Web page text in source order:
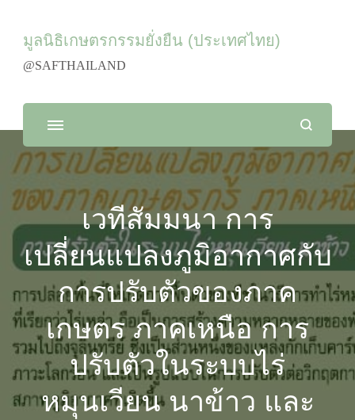
มูลนิธิเกษตรกรรมยั่งยืน (ประเทศไทย)
@SAFTHAILAND
เวทีสัมมนา การ
เปลี่ยนแปลงภูมิอากาศกับ
การปรับตัวของภาค
เกษตร ภาคเหนือ การ
ปรับตัวในระบบไร่
หมุนเวียน นาข้าว และ